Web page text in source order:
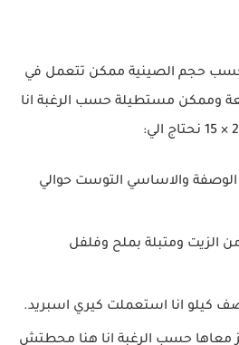
حسب حجم الصينية ممكن تتعمل في
وممكن مستطيلة حسب الرغبة انا
والاساسي التوست حوالي
الزيت ومتبلة بملح وفلفل
كيلو انا استعملت كيري اسبريد.
معاها حسب الرغبة انا هنا محطتش